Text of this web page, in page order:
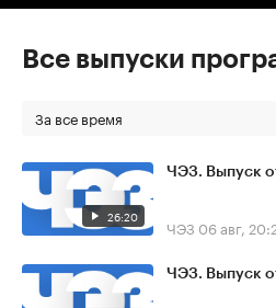
Все выпуски
За все время
26:20
ЧЭЗ. Выпуск
ЧЭЗ 06 авг,
ЧЭЗ. Выпуск